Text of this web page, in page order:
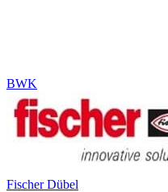
BWK
Fischer Dübel